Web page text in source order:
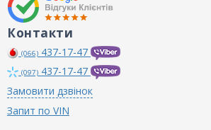
Контакти
(066) 437-17-47
(097) 437-17-47
Замовити дзвінок
Запит по VIN